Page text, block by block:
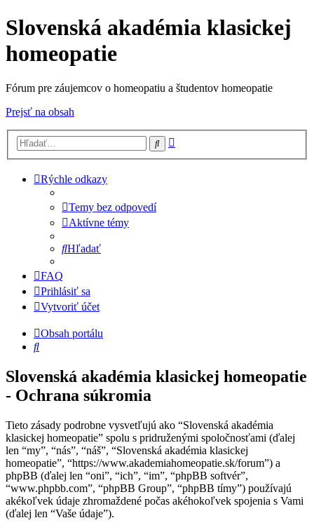
Slovenská akadémia klasickej
homeopatie
Fórum pre záujemcov o homeopatiu a študentov homeopatie
Prejsť na obsah
Hľadať
Rýchle odkazy
Temy bez odpovedí
Aktívne témy
Hľadať
FAQ
Prihlásiť sa
Vytvoriť účet
Obsah portálu
Hľadať
Slovenská akadémia klasickej homeopatie
- Ochrana súkromia
Tieto zásady podrobne vysvetľujú ako “Slovenská akadémia
klasickej homeopatie” spolu s pridruženými spoločnosťami (ďalej
len “my”, “nás”, “náš”, “Slovenská akadémia klasickej
homeopatie”, “https://www.akademiahomeopatie.sk/forum”) a
phpBB (ďalej len “oni”, “ich”, “im”, “phpBB softvér”,
“www.phpbb.com”, “phpBB Group”, “phpBB tímy”) používajú
akékoľvek údaje zhromaždené počas akéhokoľvek spojenia s Vami
(ďalej len “Vaše údaje”).